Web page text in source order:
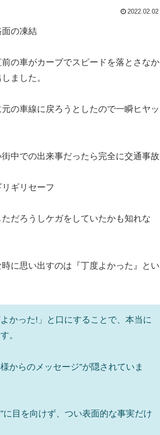
2022.02.02
の凍結
の車がカーブでスピードを落とさなか
ました。
の車線に戻ろうとしたので一瞬ヒヤッ
中での出来事だったら完全に交通事故
ギリセーフ
だろうしケガをしていたかも知れな
に思い出すのは『丁度よかった』とい
かった!」と口にすることで、本当に
。
からのメッセージ”が隠されていま
目を向けず、つい表面的な事実だけ